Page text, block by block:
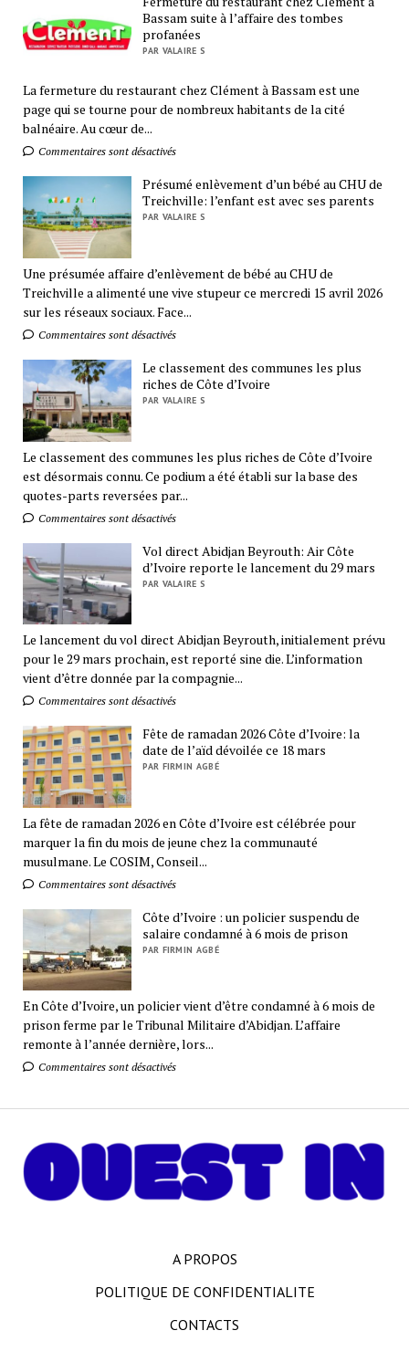
Bassam suite à l’affaire des tombes
profanées
PAR VALAIRE S
La fermeture du restaurant chez Clément à Bassam est une
page qui se tourne pour de nombreux habitants de la cité
balnéaire. Au cœur de...
Commentaires sont désactivés
Présumé enlèvement d’un bébé au CHU de
Treichville: l’enfant est avec ses parents
PAR VALAIRE S
Une présumée affaire d’enlèvement de bébé au CHU de
Treichville a alimenté une vive stupeur ce mercredi 15 avril 2026
sur les réseaux sociaux. Face...
Commentaires sont désactivés
Le classement des communes les plus
riches de Côte d’Ivoire
PAR VALAIRE S
Le classement des communes les plus riches de Côte d’Ivoire
est désormais connu. Ce podium a été établi sur la base des
quotes-parts reversées par...
Commentaires sont désactivés
Vol direct Abidjan Beyrouth: Air Côte
d’Ivoire reporte le lancement du 29 mars
PAR VALAIRE S
Le lancement du vol direct Abidjan Beyrouth, initialement prévu
pour le 29 mars prochain, est reporté sine die. L’information
vient d’être donnée par la compagnie...
Commentaires sont désactivés
Fête de ramadan 2026 Côte d’Ivoire: la
date de l’aïd dévoilée ce 18 mars
PAR FIRMIN AGBÉ
La fête de ramadan 2026 en Côte d’Ivoire est célébrée pour
marquer la fin du mois de jeune chez la communauté
musulmane. Le COSIM, Conseil...
Commentaires sont désactivés
Côte d’Ivoire : un policier suspendu de
salaire condamné à 6 mois de prison
PAR FIRMIN AGBÉ
En Côte d’Ivoire, un policier vient d’être condamné à 6 mois de
prison ferme par le Tribunal Militaire d’Abidjan. L’affaire
remonte à l’année dernière, lors...
Commentaires sont désactivés
A PROPOS
POLITIQUE DE CONFIDENTIALITE
CONTACTS